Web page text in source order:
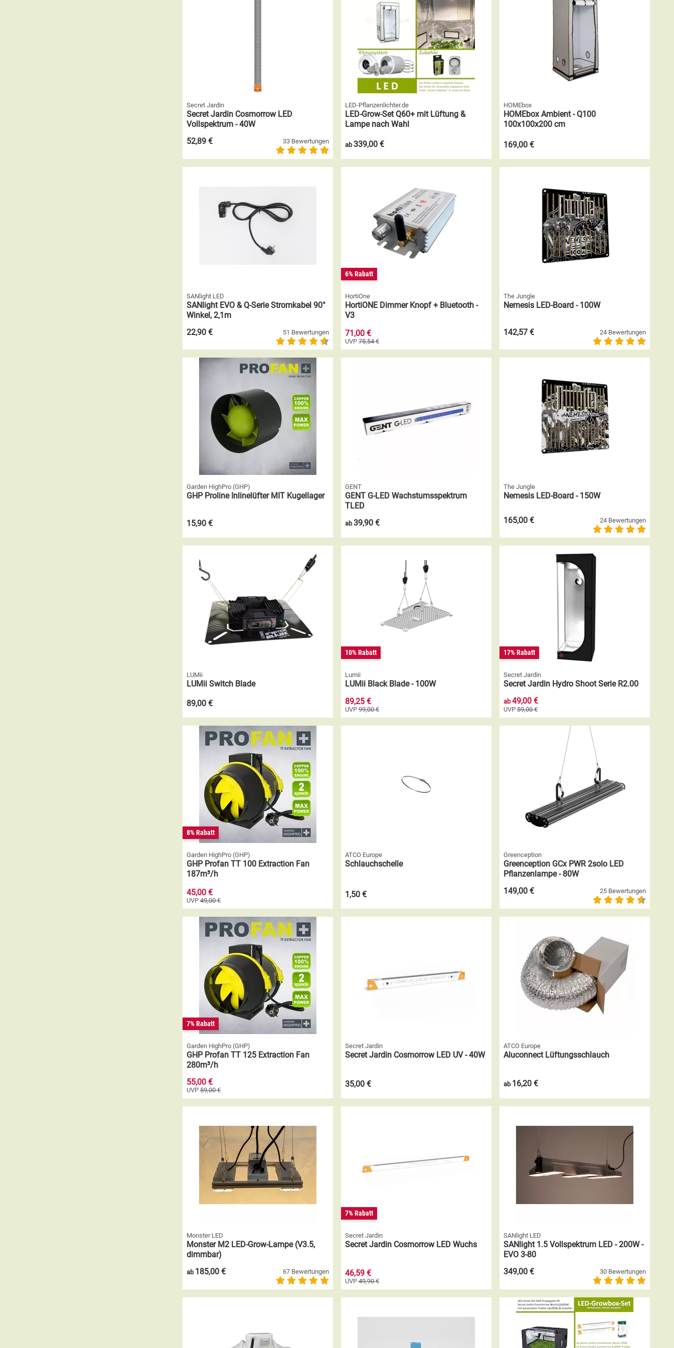
Secret Jardin
Secret Jardin Cosmorrow LED
Vollspektrum - 40W
52,89 €
33 Bewertungen
LED-Pflanzenlichter.de
LED-Grow-Set Q60+ mit Lüftung &
Lampe nach Wahl
ab339,00 €
HOMEbox
HOMEbox Ambient - Q100
100x100x200 cm
169,00 €
SANlight LED
SANlight EVO & Q-Serie Stromkabel 90°
Winkel, 2,1m
22,90 €
51 Bewertungen
6% Rabatt
HortiOne
HortiONE Dimmer Knopf + Bluetooth -
V3
71,00 €
UVP 75,54 €
The Jungle
Nemesis LED-Board - 100W
142,57 € 24 Bewertungen
Garden HighPro (GHP)
GHP Proline Inlinelüfter MIT Kugellager
15,90 €
GENT
GENT G-LED Wachstumsspektrum
TLED
ab39,90 €
The Jungle
Nemesis LED-Board - 150W
165,00 € 24 Bewertungen
LUMii
LUMii Switch Blade
89,00 €
10% Rabatt
Lumii
LUMii Black Blade - 100W
89,25 €
UVP 99,00 €
17% Rabatt
Secret Jardin
Secret Jardin Hydro Shoot Serie R2.00
ab49,00 €
UVP 59,00 €
8% Rabatt
Garden HighPro (GHP)
GHP Profan TT 100 Extraction Fan
187m³/h
45,00 €
UVP 49,00 €
ATCO Europe
Schlauchschelle
1,50 €
Greenception
Greenception GCx PWR 2solo LED
Pflanzenlampe - 80W
149,00 €
25 Bewertungen
7% Rabatt
Garden HighPro (GHP)
GHP Profan TT 125 Extraction Fan
280m³/h
55,00 €
UVP 59,00 €
Secret Jardin
Secret Jardin Cosmorrow LED UV - 40W
35,00 €
ATCO Europe
Aluconnect Lüftungsschlauch
ab 16,20 €
Monster LED
Monster M2 LED-Grow-Lampe (V3.5,
dimmbar)
ab 185,00 € 67 Bewertungen
7% Rabatt
Secret Jardin
Secret Jardin Cosmorrow LED Wuchs
46,59 €
UVP 49,90 €
SANlight LED
SANlight 1.5 Vollspektrum LED - 200W -
EVO 3-80
349,00 €
30 Bewertungen